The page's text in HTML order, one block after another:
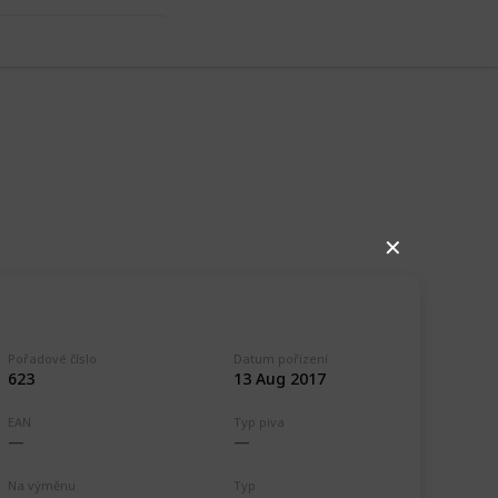
✕
Pořadové číslo
623
Datum pořízení
13 Aug 2017
EAN Typ piva
Na výměnu Typ